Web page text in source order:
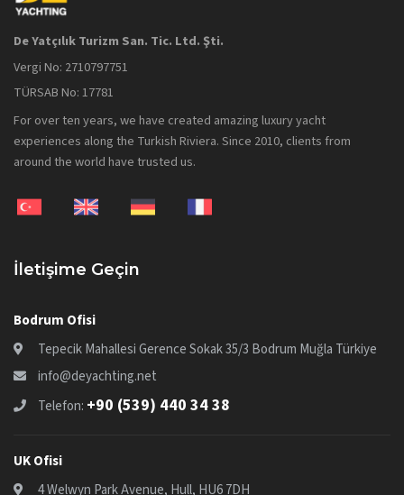
De Yatçılık Turizm San. Tic. Ltd. Şti.
Vergi No: 2710797751
TÜRSAB No: 17781
For over ten years, we have created amazing luxury yacht
experiences along the Turkish Riviera. Since 2010, clients from
around the world have trusted us.
İletişime Geçin
Bodrum Ofisi
Tepecik Mahallesi Gerence Sokak 35/3 Bodrum Muğla Türkiye
info@deyachting.net
Telefon: +90 (539) 440 34 38
UK Ofisi
4 Welwyn Park Avenue, Hull, HU6 7DH